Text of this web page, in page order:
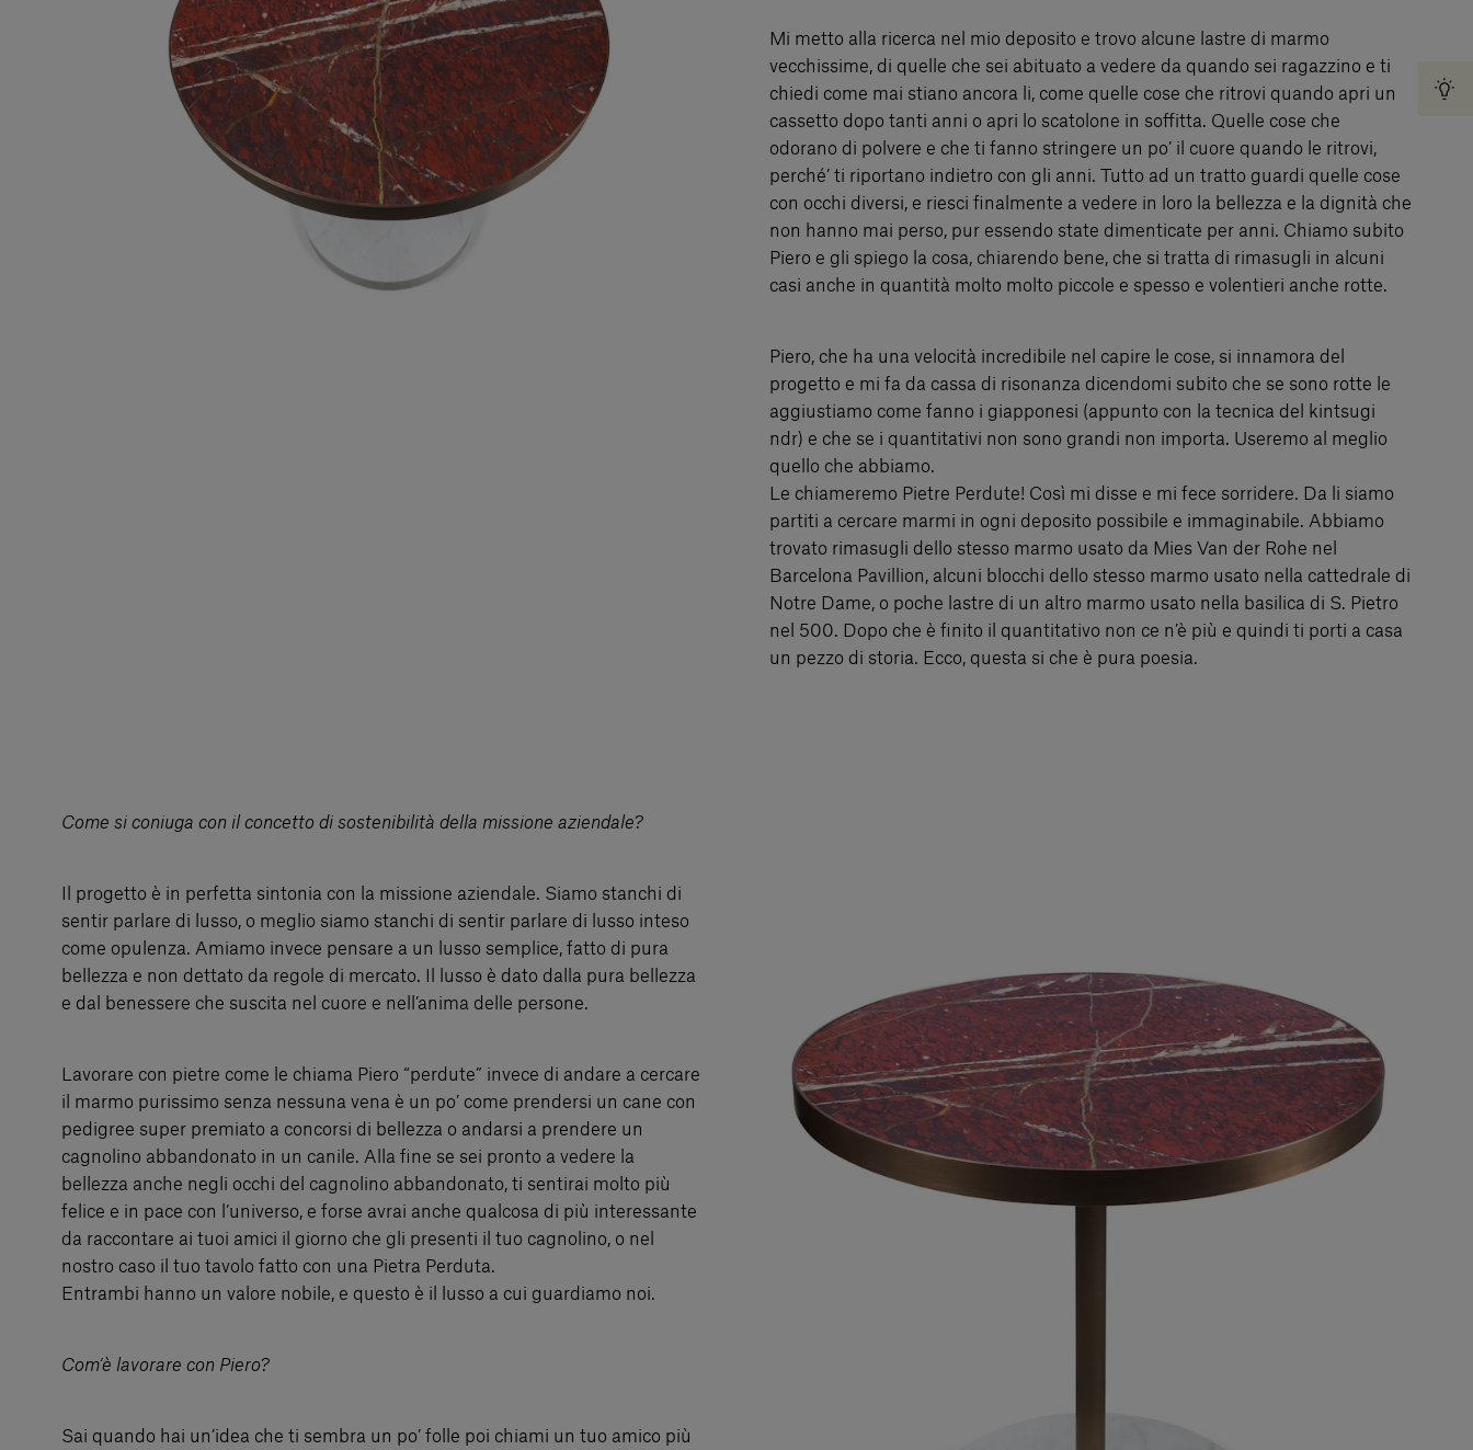
Mi metto alla ricerca nel mio deposito e trovo alcune lastre di marmo
vecchissime, di quelle che sei abituato a vedere da quando sei ragazzino e ti
chiedi come mai stiano ancora li, come quelle cose che ritrovi quando apri un
cassetto dopo tanti anni o apri lo scatolone in soffitta. Quelle cose che
odorano di polvere e che ti fanno stringere un po’ il cuore quando le ritrovi,
perché’ ti riportano indietro con gli anni. Tutto ad un tratto guardi quelle cose
con occhi diversi, e riesci finalmente a vedere in loro la bellezza e la dignità che
non hanno mai perso, pur essendo state dimenticate per anni. Chiamo subito
Piero e gli spiego la cosa, chiarendo bene, che si tratta di rimasugli in alcuni
casi anche in quantità molto molto piccole e spesso e volentieri anche rotte.
Piero, che ha una velocità incredibile nel capire le cose, si innamora del
progetto e mi fa da cassa di risonanza dicendomi subito che se sono rotte le
aggiustiamo come fanno i giapponesi (appunto con la tecnica del kintsugi
ndr) e che se i quantitativi non sono grandi non importa. Useremo al meglio
quello che abbiamo.
Le chiameremo Pietre Perdute! Così mi disse e mi fece sorridere. Da li siamo
partiti a cercare marmi in ogni deposito possibile e immaginabile. Abbiamo
trovato rimasugli dello stesso marmo usato da Mies Van der Rohe nel
Barcelona Pavillion, alcuni blocchi dello stesso marmo usato nella cattedrale di
Notre Dame, o poche lastre di un altro marmo usato nella basilica di S. Pietro
nel 500. Dopo che è finito il quantitativo non ce n’è più e quindi ti porti a casa
un pezzo di storia. Ecco, questa si che è pura poesia.
Come si coniuga con il concetto di sostenibilità della missione aziendale?
Il progetto è in perfetta sintonia con la missione aziendale. Siamo stanchi di
sentir parlare di lusso, o meglio siamo stanchi di sentir parlare di lusso inteso
come opulenza. Amiamo invece pensare a un lusso semplice, fatto di pura
bellezza e non dettato da regole di mercato. Il lusso è dato dalla pura bellezza
e dal benessere che suscita nel cuore e nell’anima delle persone.
Lavorare con pietre come le chiama Piero “perdute” invece di andare a cercare
il marmo purissimo senza nessuna vena è un po’ come prendersi un cane con
pedigree super premiato a concorsi di bellezza o andarsi a prendere un
cagnolino abbandonato in un canile. Alla fine se sei pronto a vedere la
bellezza anche negli occhi del cagnolino abbandonato, ti sentirai molto più
felice e in pace con l’universo, e forse avrai anche qualcosa di più interessante
da raccontare ai tuoi amici il giorno che gli presenti il tuo cagnolino, o nel
nostro caso il tuo tavolo fatto con una Pietra Perduta.
Entrambi hanno un valore nobile, e questo è il lusso a cui guardiamo noi.
Com’è lavorare con Piero?
Sai quando hai un’idea che ti sembra un po’ folle poi chiami un tuo amico più